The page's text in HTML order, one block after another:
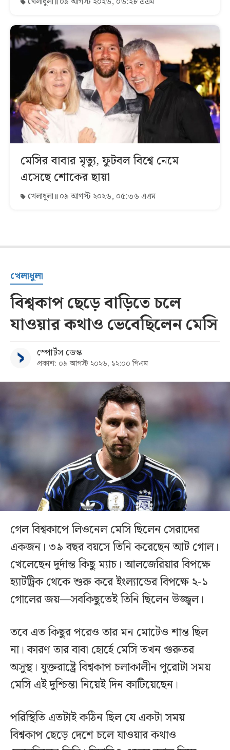
মেসির বাবার মৃত্যু, ফুটবল বিশ্বে নেমে
এসেছে শোকের ছায়া
খেলাধুলা ০৯ আগস্ট ২০২৬, ০৫:৩৬ এএম
খেলাধুলা
বিশ্বকাপ ছেড়ে বাড়িতে চলে
যাওয়ার কথাও ভেবেছিলেন মেসি
স্পোর্টস ডেস্ক
প্রকাশ: ০৯ আগস্ট ২০২৬, ১২:০০ পিএম
গেল বিশ্বকাপে লিওনেল মেসি ছিলেন সেরাদের
একজন। ৩৯ বছর বয়সে তিনি করেছেন আট গোল।
খেলেছেন দুর্দান্ত কিছু ম্যাচ। আলজেরিয়ার বিপক্ষে
হ্যাটট্রিক থেকে শুরু করে ইংল্যান্ডের বিপক্ষে ২-১
গোলের জয়—সবকিছুতেই তিনি ছিলেন উজ্জ্বল।
তবে এত কিছুর পরেও তার মন মোটেও শান্ত ছিল
না। কারণ তার বাবা হোর্হে মেসি তখন গুরুতর
অসুস্থ। যুক্তরাষ্ট্রে বিশ্বকাপ চলাকালীন পুরোটা সময়
মেসি এই দুশ্চিন্তা নিয়েই দিন কাটিয়েছেন।
পরিস্থিতি এতটাই কঠিন ছিল যে একটা সময়
বিশ্বকাপ ছেড়ে দেশে চলে যাওয়ার কথাও